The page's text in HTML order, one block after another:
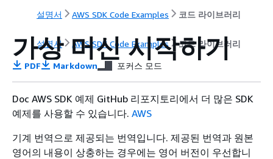
설명서 AWS SDK Code Examples 코드 라이브러리
설명서 AWS SDK Code Examples 코드 라이브러리
가상 머신 시작하기
PDF Markdown 포커스 모드
Doc AWS SDK 예제 GitHub 리포지토리에서 더 많은 SDK
예제를 사용할 수 있습니다. AWS
기계 번역으로 제공되는 번역입니다. 제공된 번역과 원본
영어의 내용이 상충하는 경우에는 영어 버전이 우선합니